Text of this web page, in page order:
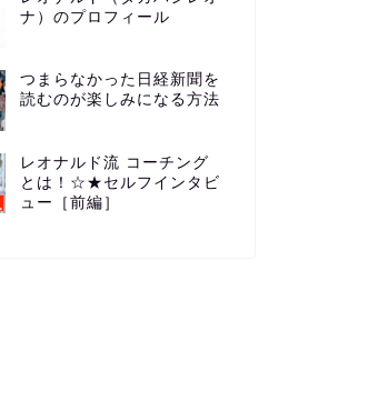
ナ）のプロフィール
つまらなかった日経新聞を
読むのが楽しみになる方法
レオナルド流 コーチング
とは！☆★セルフインタビ
ュー［前編］